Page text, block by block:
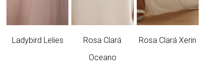
Ladybird Lelies
Rosa Clará
Oceano
Rosa Clará Xerin